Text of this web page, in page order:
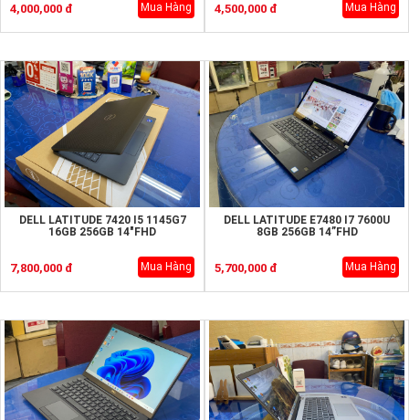
4,000,000 đ Mua Hàng 4,500,000 đ Mua Hàng
DELL LATITUDE 7420 I5 1145G7
16GB 256GB 14"FHD
7,800,000 đ Mua Hàng
DELL LATITUDE E7480 I7 7600U
8GB 256GB 14”FHD
5,700,000 đ Mua Hàng